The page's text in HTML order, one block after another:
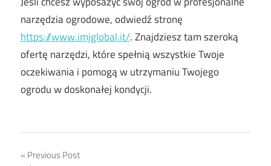
narzędzia ogrodowe, odwiedź stronę
https://www.imjglobal.it/. Znajdziesz tam szeroką
ofertę narzędzi, które spełnią wszystkie Twoje
oczekiwania i pomogą w utrzymaniu Twojego
ogrodu w doskonałej kondycji.
Nawigacja
Previous Post